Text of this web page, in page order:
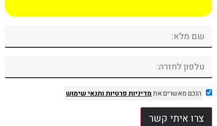
הנכם מאשרים אתמדיניות פרטיותותנאי שימוש
צרו איתי קשר